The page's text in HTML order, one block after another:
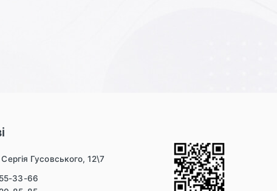
Гусовського, 12\7
33-66